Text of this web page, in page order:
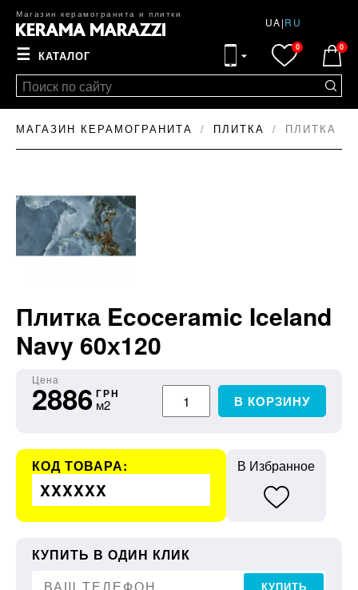
Магазин керамогранита и плитки
UA|RU
☰ КАТАЛОГ
0 0
МАГАЗИН КЕРАМОГРАНИТА ПЛИТКА ПЛИТКА
Плитка Ecoceramic Iceland
Navy 60х120
Цена
2886 ГРН
м2 В КОРЗИНУ
КОД ТОВАРА:
XXXXXX
В Избранное
КУПИТЬ В ОДИН КЛИК
КУПИТЬ